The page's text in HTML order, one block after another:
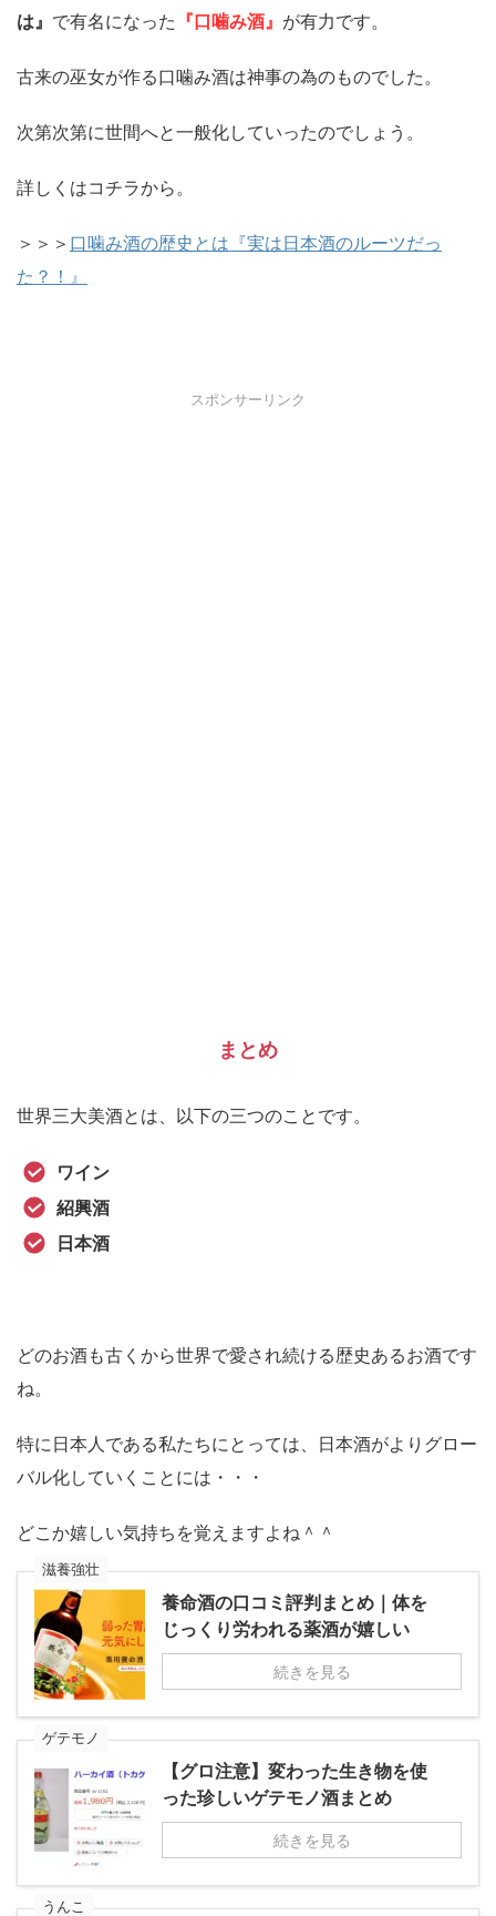
は』 で有名になった 『口噛み酒』 が有力です。
古来の巫女が作る口噛み酒は神事の為のものでした。
次第次第に世間へと一般化していったのでしょう。
詳しくはコチラから。
＞＞＞ 口噛み酒の歴史とは『実は日本酒のルーツだっ
た？！』
スポンサーリンク
まとめ
世界三大美酒とは、以下の三つのことです。
ワイン
紹興酒
日本酒
どのお酒も古くから世界で愛され続ける歴史あるお酒です
ね。
特に日本人である私たちにとっては、日本酒がよりグロー
バル化していくことには・・・
どこか嬉しい気持ちを覚えますよね＾＾
滋養強壮
養命酒の口コミ評判まとめ｜体を
じっくり労われる薬酒が嬉しい
続きを見る
ゲテモノ
【グロ注意】変わった生き物を使
った珍しいゲテモノ酒まとめ
続きを見る
うんこ